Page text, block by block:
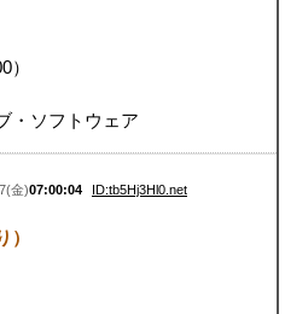
・ソフトウェア
金)07:00:04 ID:tb5Hj3Hl0.net